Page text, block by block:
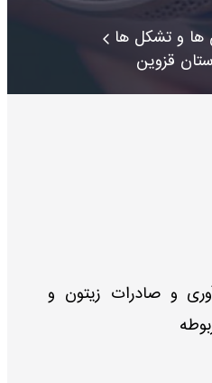
ها و تشکل ها
قزوین
و صادرات زیتون و